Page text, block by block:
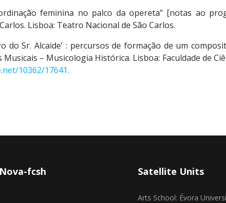
feminina no palco da opereta” [notas ao
Lisboa: Teatro Nacional de São Carlos.
do Sr. Alcaide’ : percursos de formação de um
– Musicologia Histórica. Lisboa: Faculdade de
10362/17641.
fcsh Satellite Units
Arts School: Évora